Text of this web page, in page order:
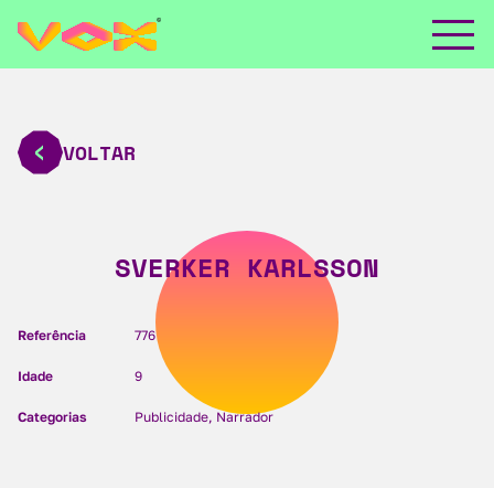
VOLTAR
SVERKER KARLSSON
Referência 776
Idade 9
Categorias Publicidade, Narrador